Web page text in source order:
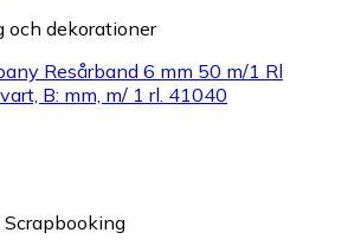
och dekorationer
Resårband 6 mm 50 m/1 Rl
B: mm, m/ 1 rl. 41040
Scrapbooking